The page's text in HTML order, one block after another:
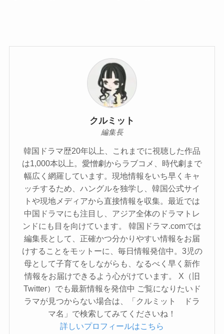
クルミット
編集長
韓国ドラマ歴20年以上、これまでに視聴した作品
は1,000本以上。愛憎劇からラブコメ、時代劇まで
幅広く網羅しています。現地情報をいち早くキャ
ッチするため、ハングルを独学し、韓国公式サイ
トや現地メディアから直接情報を収集。最近では
中国ドラマにも注目し、アジア全体のドラマトレ
ンドにも目を向けています。 韓国ドラマ.comでは
編集長として、正確かつ分かりやすい情報をお届
けすることをモットーに、毎日情報発信中。3児の
母として子育てをしながらも、なるべく早く新作
情報をお届けできるよう心がけています。 X（旧
Twitter）でも最新情報を発信中 ご覧になりたいド
ラマが見つからない場合は、「クルミット ドラ
マ名」で検索してみてくださいね！
詳しいプロフィールはこちら